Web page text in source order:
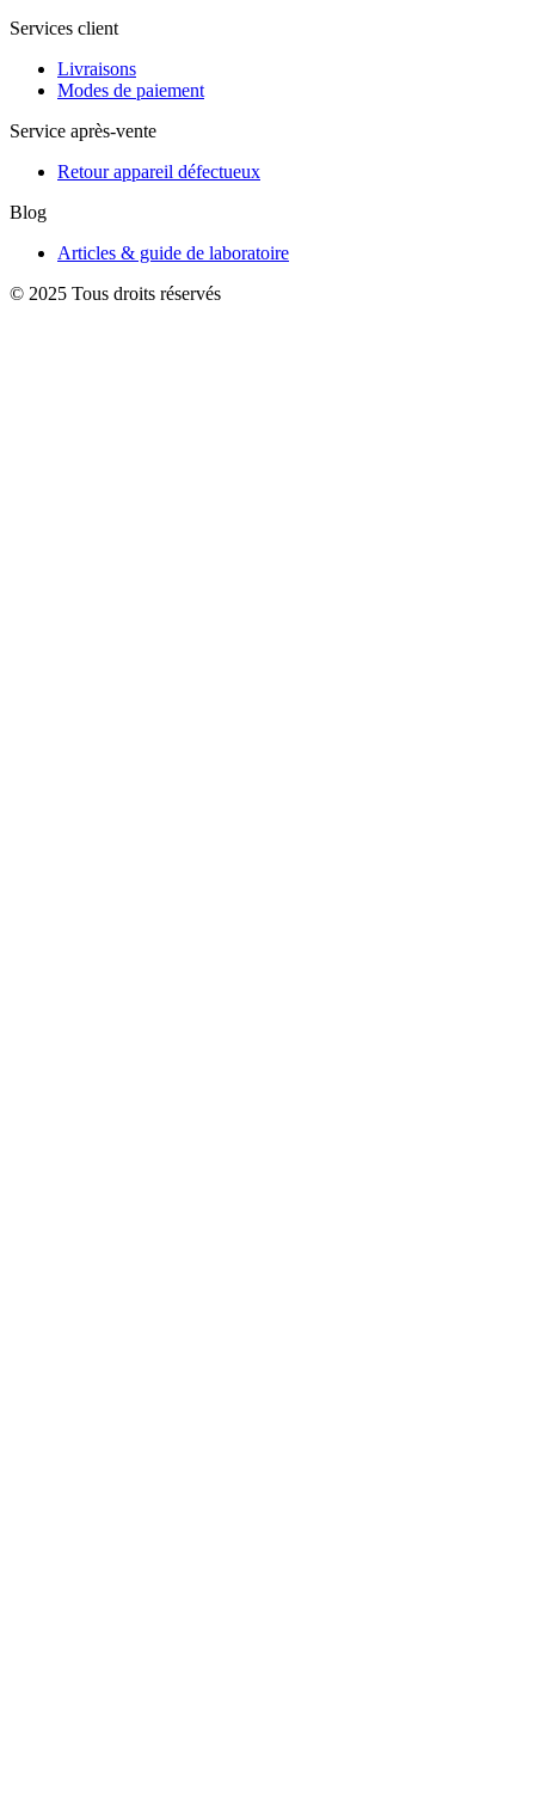
Services client
Livraisons
Modes de paiement
Service après-vente
Retour appareil défectueux
Blog
Articles & guide de laboratoire
© 2025 Tous droits réservés